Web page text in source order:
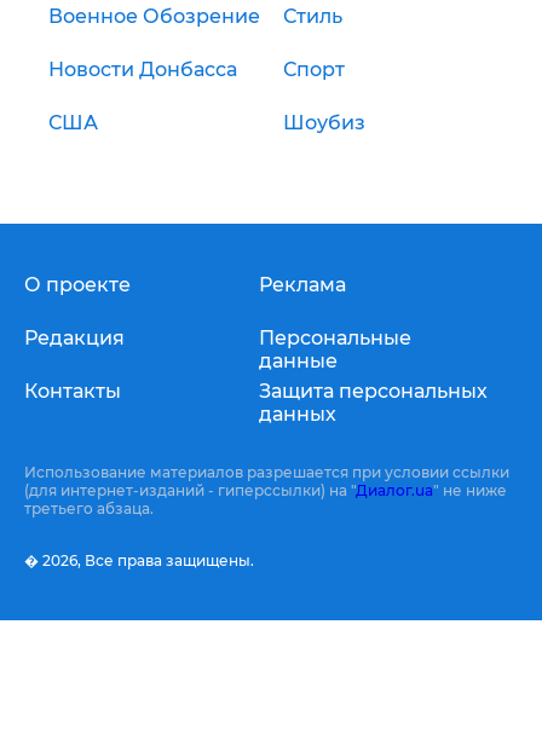
Военное Обозрение Стиль
Новости Донбасса Спорт
США Шоубиз
О проекте
Редакция
Контакты
Реклама
Персональные
данные
Защита персональных
данных
Использование материалов разрешается при условии ссылки
(для интернет-изданий - гиперссылки) на "Диалог.ua" не ниже
третьего абзаца.
� 2026, Все права защищены.